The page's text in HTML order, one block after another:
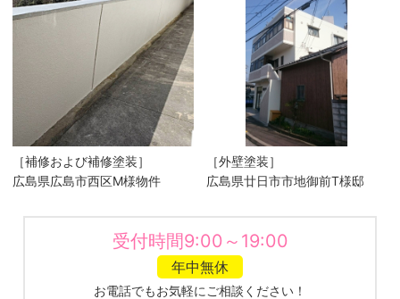
［補修および補修塗装］
広島県広島市西区M様物件
［外壁塗装］
広島県廿日市市地御前T様邸
受付時間9:00～19:00
年中無休
お電話でもお気軽にご相談ください！